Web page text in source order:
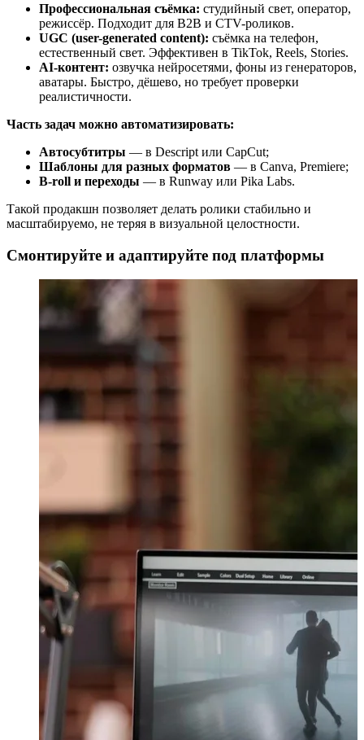
Профессиональная съёмка: студийный свет, оператор,
режиссёр. Подходит для B2B и CTV-роликов.
UGC (user-generated content): съёмка на телефон,
естественный свет. Эффективен в TikTok, Reels, Stories.
AI-контент: озвучка нейросетями, фоны из генераторов,
аватары. Быстро, дёшево, но требует проверки
реалистичности.
Часть задач можно автоматизировать:
Автосубтитры — в Descript или CapCut;
Шаблоны для разных форматов — в Canva, Premiere;
B-roll и переходы — в Runway или Pika Labs.
Такой продакшн позволяет делать ролики стабильно и
масштабируемо, не теряя в визуальной целостности.
Смонтируйте и адаптируйте под платформы